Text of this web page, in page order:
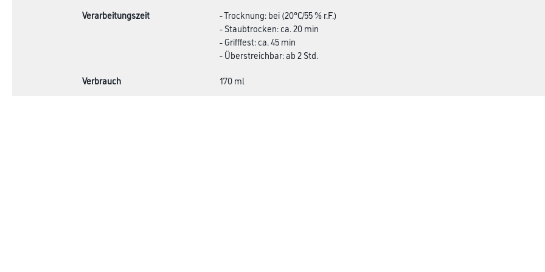
Verarbeitungszeit
- Trocknung: bei (20°C/55 % r.F.)
- Staubtrocken: ca. 20 min
- Grifffest: ca. 45 min
- Überstreichbar: ab 2 Std.
Verbrauch
170 ml